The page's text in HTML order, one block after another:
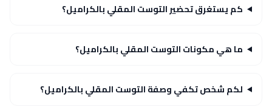
كم يستغرق تحضير التوست المقلي بالكراميل؟
ما هي مكونات التوست المقلي بالكراميل؟
لكم شخص تكفي وصفة التوست المقلي بالكراميل؟